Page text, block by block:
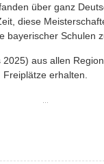
über ganz
diese
bayerischer Schulen
aus allen
Freiplätze erhalten.